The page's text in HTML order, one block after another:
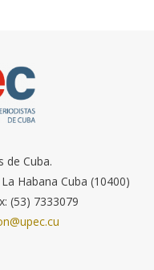
de Cuba.
Habana Cuba (10400)
(53) 7333079